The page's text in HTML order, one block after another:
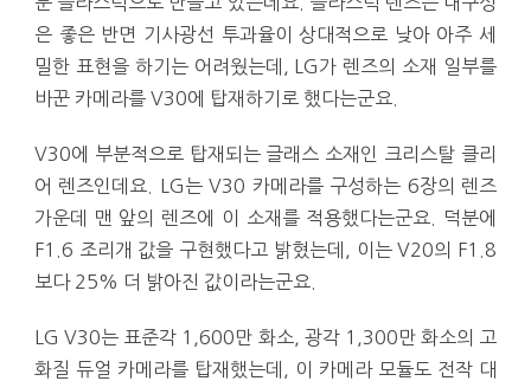
은 좋은 반면 기사광선 투과율이 상대적으로 낮아 아주 세
밀한 표현을 하기는 어려웠는데, LG가 렌즈의 소재 일부를
바꾼 카메라를 V30에 탑재하기로 했다는군요.
V30에 부분적으로 탑재되는 글래스 소재인 크리스탈 클리
어 렌즈인데요. LG는 V30 카메라를 구성하는 6장의 렌즈
가운데 맨 앞의 렌즈에 이 소재를 적용했다는군요. 덕분에
F1.6 조리개 값을 구현했다고 밝혔는데, 이는 V20의 F1.8
보다 25% 더 밝아진 값이라는군요.
LG V30는 표준각 1,600만 화소, 광각 1,300만 화소의 고
화질 듀얼 카메라를 탑재했는데, 이 카메라 모듈도 전작 대